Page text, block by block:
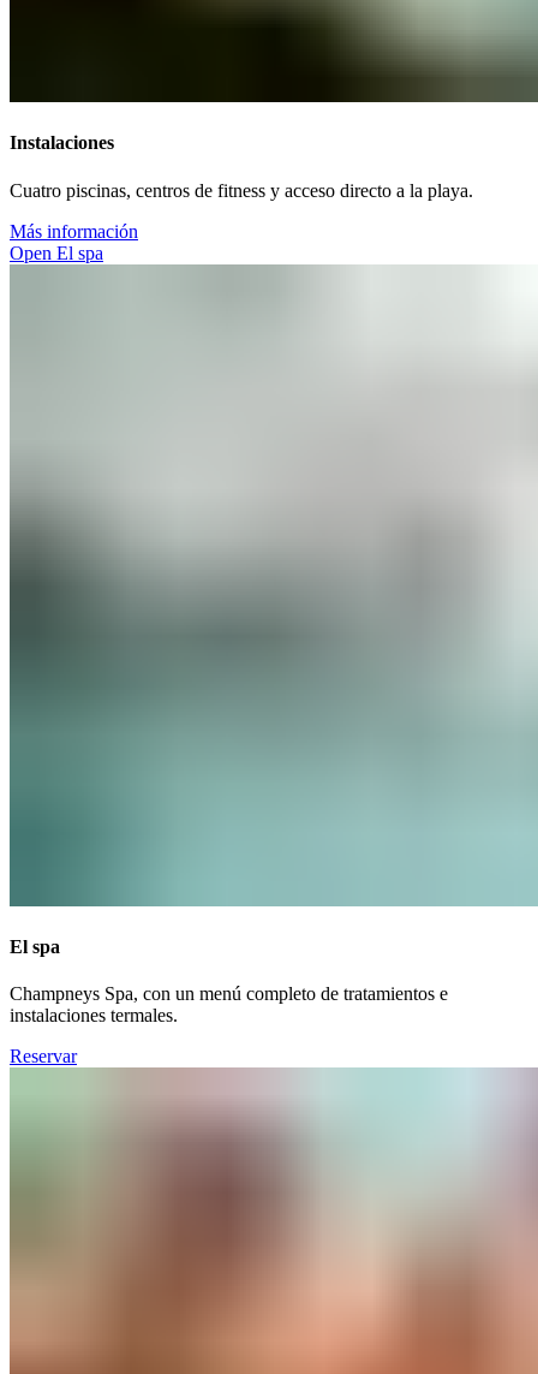
Instalaciones​​​​‌ ‍ ​‍​‍‌‍ ‌ ​‍‌‍‍‌‌‍‌ ‌‍‍‌‌‍ ‍​‍​‍​ ‍‍​‍​‍‌ ​ ‌‍​‌‌‍ ‍‌‍‍‌‌ ‌​‌ ‍‌​‍ ‍‌‍‍‌‌‍ ​‍​‍​‍ ​​‍​‍‌‍‍​‌ ​‍‌‍‌‌‌‍‌‍​‍​‍​ ‍‍​‍​‍‌‍‍​‌ ‌​‌ ‌​‌ ​​‌ ​ ​ ‍‍​‍ ​‍ ‌‍ ​​‍ ‌‌‍​‌‌‍ ‍‌‍‌​​‍ ‌‌ ​‍​‍ ‌‌‍‍​‌‍ ‌ ‌​‌‍‌‌‌‍ ​‌ ​ ​‍ ‌‌ ​ ‌ ‌​‌ ‌‌‌‍‌​‌‍‍‌‌‍ ​‍ ‍‌ ‌‍‌‍‌‌‌ ​‍‌‍​ ‌‍‌‌‌‍ ​​‍ ‍‌‍​‌‌ ​​‌ ​​​‍ ‌‍‍‌‌‍ ‍‌ ‌​‌‍‌‌‌‍ ‍‌ ‌​​‍ ‌‍‌‌‌‍‌​‌‍‍‌‌ ‌​​‍ ‌‍ ‌‌‍ ‌‍‌​‌‍‌‌​ ‌‌ ​​‌ ​‍‌‍‌‌‌ ​ ‌‍‌‌‌‍ ‍‌ ‌​‌‍​‌‌ ‌​‌‍‍‌‌‍ ‌‍ ‍​ ‍ ‌‍‍‌‌‍‌​​ ‌​ ‌‍‌‍‌​​ ​‌‌‍‌‌​ ​ ​ ‌ ‌‍‌​​ ​‌​‍ ‌​ ​‌‌‍‌​​ ​​‌‍‌‌​‍ ‌​ ‌​‌‍‌‍‌‍‌‍‌‍​‍​‍ ‌‌‍​‌​ ​ ​ ​‍​ ​‌​‍ ‌‌‍​‌​ ​‍​ ‌‍‌‍​ ​ ‌ ​ ​ ​ ‍‌​ ‌​​ ‌‌​ ‌‍‌‍​‍​ ​​​ ‍ ‌ ‌​‌ ‍‌‌ ​​‌‍‌‌​ ‌‌‍‍​‌‍ ‌ ‌​‌‍‌‌‌‍ ​‌‌​ ‌‍‍‌‌ ‌​‌‍‌‌‌‌​​‌‍​‌‌‍‌ ‌‍‌‌​ ‍ ‌ ​​‌‍​‌‌ ‌​‌‍‍​​ ‌‌ ​​‌‍​‌‌‍‌ ‌‍‌‌‌​​‍‌ ‌‌‌‍‍‌‌‍ ​‌‍‌​‌‍‌‌‌ ​‍​‍‌‌​ ‌‌‌​​‍‌‌ ‌‍‍ ‌‍‌‌‌ ‍‌​‍‌‌​ ​ ‌​‌​​‍‌‌​ ​ ‌​‌​​‍‌‌​ ​‍​ ​‍​ ‌‍​ ‌ ​ ​‌‌‍‌‌​ ‌‍​ ​‌​ ​‌​ ​‌​ ‌​​ ‌‍​ ‌‌‌‍‌​​‍‌‌​ ​‍​ ​‍​‍‌‌​ ‌‌‌​‌​​‍ ‍‌‍​ ‌‍ ‌‍ ‍‌ ‌​‌‍‌‌‌‍ ‍‌ ‌​​‍‌‌​ ‌‌‌​​‍‌‌ ‌‍‍ ‌‍‌‌‌ ‍‌​‍‌‌​ ​ ‌​‌​​‍‌‌​ ​ ‌​‌​​‍‌‌​ ​‍​ ​‍‌‍​‍​ ​​‌‍‌‌​ ‍​‌‍‌‍​ ​​​ ​ ‌‍​‍​ ‍​​ ​‍​ ‌‍​ ‌‌​‍‌‌​ ​‍​ ​‍​‍‌‌​ ‌‌‌​‌​​‍ ‍‌ ‌​‌‍‍‌‌ ‌​‌‍ ​‌‍‌‌​ ‌‍​‍‌‍​‌‌ ​ ‌‍‌‌‌‌‌‌‌ ​‍‌‍ ​​ ‌‌‍‍​‌ ‌​‌ ‌​‌ ​​‌ ​ ​‍‌‌​ ​ ‌​​‌​‍‌‌​ ​‍‌​‌‍​‍‌‌​ ​‍‌​‌‍‌‍ ​​‍ ‌‌‍​‌‌‍ ‍‌‍‌​​‍ ‌‌ ​‍​‍ ‌‌‍‍​‌‍ ‌ ‌​‌‍‌‌‌‍ ​‌ ​ ​‍ ‌‌ ​ ‌ ‌​‌ ‌‌‌‍‌​‌‍‍‌‌‍ ​‍ ‍‌ ‌‍‌‍‌‌‌ ​‍‌‍​ ‌‍‌‌‌‍ ​​‍ ‍‌‍​‌‌ ​​‌ ​​​‍‌‍‌‍‍‌‌‍‌​​ ‌​ ‌‍‌‍‌​​ ​‌‌‍‌‌​ ​ ​ ‌ ‌‍‌​​ ​‌​‍ ‌​ ​‌‌‍‌​​ ​​‌‍‌‌​‍ ‌​ ‌​‌‍‌‍‌‍‌‍‌‍​‍​‍ ‌‌‍​‌​ ​ ​ ​‍​ ​‌​‍ ‌‌‍​‌​ ​‍​ ‌‍‌‍​ ​ ‌ ​ ​ ​ ‍‌​ ‌​​ ‌‌​ ‌‍‌‍​‍​ ​​​‍‌‍‌ ‌​‌ ‍‌‌ ​​‌‍‌‌​ ‌‌‍‍​‌‍ ‌ ‌​‌‍‌‌‌‍ ​‌‌​ ‌‍‍‌‌ ‌​‌‍‌‌‌‌​​‌‍​‌‌‍‌ ‌‍‌‌​‍‌‍‌ ​​‌‍​‌‌ ‌​‌‍‍​​ ‌‌ ​​‌‍​‌‌‍‌ ‌‍‌‌‌​​‍‌ ‌‌‌‍‍‌‌‍ ​‌‍‌​‌‍‌‌‌ ​‍​‍‌‌​ ‌‌‌​​‍‌‌ ‌‍‍ ‌‍‌‌‌ ‍‌​‍‌‌​ ​ ‌​‌​​‍‌‌​ ​ ‌​‌​​‍‌‌​ ​‍​ ​‍​ ‌‍​ ‌ ​ ​‌‌‍‌‌​ ‌‍​ ​‌​ ​‌​ ​‌​ ‌​​ ‌‍​ ‌‌‌‍‌​​‍‌‌​ ​‍​ ​‍​‍‌‌​ ‌‌‌​‌​​‍ ‍‌‍​ ‌‍ ‌‍ ‍‌ ‌​‌‍‌‌‌‍ ‍‌ ‌​​‍‌‌​ ‌‌‌​​‍‌‌ ‌‍‍ ‌‍‌‌‌ ‍‌​‍‌‌​ ​ ‌​‌​​‍‌‌​ ​ ‌​‌​​‍‌‌​ ​‍​ ​‍‌‍​‍​ ​​‌‍‌‌​ ‍​‌‍‌‍​ ​​​ ​ ‌‍​‍​ ‍​​ ​‍​ ‌‍​ ‌‌​‍‌‌​ ​‍​ ​‍​‍‌‌​ ‌‌‌​‌​​‍ ‍‌ ‌​‌‍‍‌‌ ‌​‌‍ ​‌‍‌‌​‍‌‍‌ ​​‌‍‌‌‌ ​‍‌ ​ ‌ ​​‌‍‌‌‌‍​ ‌ ‌​‌‍‍‌‌ ‌‍‌‍‌‌​ ‌‌ ​​‌ ‌‌‌‍​‍‌‍ ​‌‍‍‌‌ ​ ‌‍‍​‌‍‌‌‌‍‌​​‍​‍‌ ‌
Cuatro piscinas, centros de fitness y acceso directo a la playa.​​​​‌ ‍ ​‍​‍‌‍ ‌ ​‍‌‍‍‌‌‍‌ ‌‍‍‌‌‍ ‍​‍​‍​ ‍‍​‍​‍‌ ​ ‌‍​‌‌‍ ‍‌‍‍‌‌ ‌​‌ ‍‌​‍ ‍‌‍‍‌‌‍ ​‍​‍​‍ ​​‍​‍‌‍‍​‌ ​‍‌‍‌‌‌‍‌‍​‍​‍​ ‍‍​‍​‍‌‍‍​‌ ‌​‌ ‌​‌ ​​‌ ​ ​ ‍‍​‍ ​‍ ‌‍ ​​‍ ‌‌‍​‌‌‍ ‍‌‍‌​​‍ ‌‌ ​‍​‍ ‌‌‍‍​‌‍ ‌ ‌​‌‍‌‌‌‍ ​‌ ​ ​‍ ‌‌ ​ ‌ ‌​‌ ‌‌‌‍‌​‌‍‍‌‌‍ ​‍ ‍‌ ‌‍‌‍‌‌‌ ​‍‌‍​ ‌‍‌‌‌‍ ​​‍ ‍‌‍​‌‌ ​​‌ ​​​‍ ‌‍‍‌‌‍ ‍‌ ‌​‌‍‌‌‌‍ ‍‌ ‌​​‍ ‌‍‌‌‌‍‌​‌‍‍‌‌ ‌​​‍ ‌‍ ‌‌‍ ‌‍‌​‌‍‌‌​ ‌‌ ​​‌ ​‍‌‍‌‌‌ ​ ‌‍‌‌‌‍ ‍‌ ‌​‌‍​‌‌ ‌​‌‍‍‌‌‍ ‌‍ ‍​ ‍ ‌‍‍‌‌‍‌​​ ‌​ ‌‍‌‍‌​​ ​‌‌‍‌‌​ ​ ​ ‌ ‌‍‌​​ ​‌​‍ ‌​ ​‌‌‍‌​​ ​​‌‍‌‌​‍ ‌​ ‌​‌‍‌‍‌‍‌‍‌‍​‍​‍ ‌‌‍​‌​ ​ ​ ​‍​ ​‌​‍ ‌‌‍​‌​ ​‍​ ‌‍‌‍​ ​ ‌ ​ ​ ​ ‍‌​ ‌​​ ‌‌​ ‌‍‌‍​‍​ ​​​ ‍ ‌ ‌​‌ ‍‌‌ ​​‌‍‌‌​ ‌‌‍‍​‌‍ ‌ ‌​‌‍‌‌‌‍ ​‌‌​ ‌‍‍‌‌ ‌​‌‍‌‌‌‌​​‌‍​‌‌‍‌ ‌‍‌‌​ ‍ ‌ ​​‌‍​‌‌ ‌​‌‍‍​​ ‌‌ ​​‌‍​‌‌‍‌ ‌‍‌‌‌​​‍‌ ‌‌‌‍‍‌‌‍ ​‌‍‌​‌‍‌‌‌ ​‍​‍‌‌​ ‌‌‌​​‍‌‌ ‌‍‍ ‌‍‌‌‌ ‍‌​‍‌‌​ ​ ‌​‌​​‍‌‌​ ​ ‌​‌​​‍‌‌​ ​‍​ ​‍​ ‌‍​ ‌ ​ ​‌‌‍‌‌​ ‌‍​ ​‌​ ​‌​ ​‌​ ‌​​ ‌‍​ ‌‌‌‍‌​​‍‌‌​ ​‍​ ​‍​‍‌‌​ ‌‌‌​‌​​‍ ‍‌‍​ ‌‍ ‌‍ ‍‌ ‌​‌‍‌‌‌‍ ‍‌ ‌​​‍‌‌​ ‌‌‌​​‍‌‌ ‌‍‍ ‌‍‌‌‌ ‍‌​‍‌‌​ ​ ‌​‌​​‍‌‌​ ​ ‌​‌​​‍‌‌​ ​‍​ ​‍‌‍​‍​ ​​‌‍‌‌​ ‍​‌‍‌‍​ ​​​ ​ ‌‍​‍​ ‍​​ ​‍​ ‌‍​ ‌‌​‍‌‌​ ​‍​ ​‍​‍‌‌​ ‌‌‌​‌​​‍ ‍‌‍‌‌‌ ‍​‌‍​ ‌‍‌‌‌ ​‍‌ ​​‌ ‌​​ ‌‍​‍‌‍​‌‌ ​ ‌‍‌‌‌‌‌‌‌ ​‍‌‍ ​​ ‌‌‍‍​‌ ‌​‌ ‌​‌ ​​‌ ​ ​‍‌‌​ ​ ‌​​‌​‍‌‌​ ​‍‌​‌‍​‍‌‌​ ​‍‌​‌‍‌‍ ​​‍ ‌‌‍​‌‌‍ ‍‌‍‌​​‍ ‌‌ ​‍​‍ ‌‌‍‍​‌‍ ‌ ‌​‌‍‌‌‌‍ ​‌ ​ ​‍ ‌‌ ​ ‌ ‌​‌ ‌‌‌‍‌​‌‍‍‌‌‍ ​‍ ‍‌ ‌‍‌‍‌‌‌ ​‍‌‍​ ‌‍‌‌‌‍ ​​‍ ‍‌‍​‌‌ ​​‌ ​​​‍‌‍‌‍‍‌‌‍‌​​ ‌​ ‌‍‌‍‌​​ ​‌‌‍‌‌​ ​ ​ ‌ ‌‍‌​​ ​‌​‍ ‌​ ​‌‌‍‌​​ ​​‌‍‌‌​‍ ‌​ ‌​‌‍‌‍‌‍‌‍‌‍​‍​‍ ‌‌‍​‌​ ​ ​ ​‍​ ​‌​‍ ‌‌‍​‌​ ​‍​ ‌‍‌‍​ ​ ‌ ​ ​ ​ ‍‌​ ‌​​ ‌‌​ ‌‍‌‍​‍​ ​​​‍‌‍‌ ‌​‌ ‍‌‌ ​​‌‍‌‌​ ‌‌‍‍​‌‍ ‌ ‌​‌‍‌‌‌‍ ​‌‌​ ‌‍‍‌‌ ‌​‌‍‌‌‌‌​​‌‍​‌‌‍‌ ‌‍‌‌​‍‌‍‌ ​​‌‍​‌‌ ‌​‌‍‍​​ ‌‌ ​​‌‍​‌‌‍‌ ‌‍‌‌‌​​‍‌ ‌‌‌‍‍‌‌‍ ​‌‍‌​‌‍‌‌‌ ​‍​‍‌‌​ ‌‌‌​​‍‌‌ ‌‍‍ ‌‍‌‌‌ ‍‌​‍‌‌​ ​ ‌​‌​​‍‌‌​ ​ ‌​‌​​‍‌‌​ ​‍​ ​‍​ ‌‍​ ‌ ​ ​‌‌‍‌‌​ ‌‍​ ​‌​ ​‌​ ​‌​ ‌​​ ‌‍​ ‌‌‌‍‌​​‍‌‌​ ​‍​ ​‍​‍‌‌​ ‌‌‌​‌​​‍ ‍‌‍​ ‌‍ ‌‍ ‍‌ ‌​‌‍‌‌‌‍ ‍‌ ‌​​‍‌‌​ ‌‌‌​​‍‌‌ ‌‍‍ ‌‍‌‌‌ ‍‌​‍‌‌​ ​ ‌​‌​​‍‌‌​ ​ ‌​‌​​‍‌‌​ ​‍​ ​‍‌‍​‍​ ​​‌‍‌‌​ ‍​‌‍‌‍​ ​​​ ​ ‌‍​‍​ ‍​​ ​‍​ ‌‍​ ‌‌​‍‌‌​ ​‍​ ​‍​‍‌‌​ ‌‌‌​‌​​‍ ‍‌‍‌‌‌ ‍​‌‍​ ‌‍‌‌‌ ​‍‌ ​​‌ ‌​​‍‌‍‌ ​​‌‍‌‌‌ ​‍‌ ​ ‌ ​​‌‍‌‌‌‍​ ‌ ‌​‌‍‍‌‌ ‌‍‌‍‌‌​ ‌‌ ​​‌ ‌‌‌‍​‍‌‍ ​‌‍‍‌‌ ​ ‌‍‍​‌‍‌‌‌‍‌​​‍​‍‌ ‌
Más información​​​​‌ ‍ ​‍​‍‌‍ ‌ ​‍‌‍‍‌‌‍‌ ‌‍‍‌‌‍ ‍​‍​‍​ ‍‍​‍​‍‌ ​ ‌‍​‌‌‍ ‍‌‍‍‌‌ ‌​‌ ‍‌​‍ ‍‌‍‍‌‌‍ ​‍​‍​‍ ​​‍​‍‌‍‍​‌ ​‍‌‍‌‌‌‍‌‍​‍​‍​ ‍‍​‍​‍‌‍‍​‌ ‌​‌ ‌​‌ ​​‌ ​ ​ ‍‍​‍ ​‍ ‌‍ ​​‍ ‌‌‍​‌‌‍ ‍‌‍‌​​‍ ‌‌ ​‍​‍ ‌‌‍‍​‌‍ ‌ ‌​‌‍‌‌‌‍ ​‌ ​ ​‍ ‌‌ ​ ‌ ‌​‌ ‌‌‌‍‌​‌‍‍‌‌‍ ​‍ ‍‌ ‌‍‌‍‌‌‌ ​‍‌‍​ ‌‍‌‌‌‍ ​​‍ ‍‌‍​‌‌ ​​‌ ​​​‍ ‌‍‍‌‌‍ ‍‌ ‌​‌‍‌‌‌‍ ‍‌ ‌​​‍ ‌‍‌‌‌‍‌​‌‍‍‌‌ ‌​​‍ ‌‍ ‌‌‍ ‌‍‌​‌‍‌‌​ ‌‌ ​​‌ ​‍‌‍‌‌‌ ​ ‌‍‌‌‌‍ ‍‌ ‌​‌‍​‌‌ ‌​‌‍‍‌‌‍ ‌‍ ‍​ ‍ ‌‍‍‌‌‍‌​​ ‌​ ‌‍‌‍‌​​ ​‌‌‍‌‌​ ​ ​ ‌ ‌‍‌​​ ​‌​‍ ‌​ ​‌‌‍‌​​ ​​‌‍‌‌​‍ ‌​ ‌​‌‍‌‍‌‍‌‍‌‍​‍​‍ ‌‌‍​‌​ ​ ​ ​‍​ ​‌​‍ ‌‌‍​‌​ ​‍​ ‌‍‌‍​ ​ ‌ ​ ​ ​ ‍‌​ ‌​​ ‌‌​ ‌‍‌‍​‍​ ​​​ ‍ ‌ ‌​‌ ‍‌‌ ​​‌‍‌‌​ ‌‌‍‍​‌‍ ‌ ‌​‌‍‌‌‌‍ ​‌‌​ ‌‍‍‌‌ ‌​‌‍‌‌‌‌​​‌‍​‌‌‍‌ ‌‍‌‌​ ‍ ‌ ​​‌‍​‌‌ ‌​‌‍‍​​ ‌‌ ​​‌‍​‌‌‍‌ ‌‍‌‌‌​​‍‌ ‌‌‌‍‍‌‌‍ ​‌‍‌​‌‍‌‌‌ ​‍​‍‌‌​ ‌‌‌​​‍‌‌ ‌‍‍ ‌‍‌‌‌ ‍‌​‍‌‌​ ​ ‌​‌​​‍‌‌​ ​ ‌​‌​​‍‌‌​ ​‍​ ​‍​ ‌‍​ ‌ ​ ​‌‌‍‌‌​ ‌‍​ ​‌​ ​‌​ ​‌​ ‌​​ ‌‍​ ‌‌‌‍‌​​‍‌‌​ ​‍​ ​‍​‍‌‌​ ‌‌‌​‌​​‍ ‍‌‍​ ‌‍ ‌‍ ‍‌ ‌​‌‍‌‌‌‍ ‍‌ ‌​​‍‌‌​ ‌‌‌​​‍‌‌ ‌‍‍ ‌‍‌‌‌ ‍‌​‍‌‌​ ​ ‌​‌​​‍‌‌​ ​ ‌​‌​​‍‌‌​ ​‍​ ​‍‌‍​‍​ ​​‌‍‌‌​ ‍​‌‍‌‍​ ​​​ ​ ‌‍​‍​ ‍​​ ​‍​ ‌‍​ ‌‌​‍‌‌​ ​‍​ ​‍​‍‌‌​ ‌‌‌​‌​​‍ ‍‌ ​​‌ ​‍‌‍‍‌‌‍ ‌‌‍​‌‌ ​‍‌ ‍‌‌​​ ‌ ‌​‌‍​‌​‍ ‍‌‍ ​‌‍​‌‌‍​‍‌‍‌‌‌‍ ​​ ‌‍​‍‌‍​‌‌ ​ ‌‍‌‌‌‌‌‌‌ ​‍‌‍ ​​ ‌‌‍‍​‌ ‌​‌ ‌​‌ ​​‌ ​ ​‍‌‌​ ​ ‌​​‌​‍‌‌​ ​‍‌​‌‍​‍‌‌​ ​‍‌​‌‍‌‍ ​​‍ ‌‌‍​‌‌‍ ‍‌‍‌​​‍ ‌‌ ​‍​‍ ‌‌‍‍​‌‍ ‌ ‌​‌‍‌‌‌‍ ​‌ ​ ​‍ ‌‌ ​ ‌ ‌​‌ ‌‌‌‍‌​‌‍‍‌‌‍ ​‍ ‍‌ ‌‍‌‍‌‌‌ ​‍‌‍​ ‌‍‌‌‌‍ ​​‍ ‍‌‍​‌‌ ​​‌ ​​​‍‌‍‌‍‍‌‌‍‌​​ ‌​ ‌‍‌‍‌​​ ​‌‌‍‌‌​ ​ ​ ‌ ‌‍‌​​ ​‌​‍ ‌​ ​‌‌‍‌​​ ​​‌‍‌‌​‍ ‌​ ‌​‌‍‌‍‌‍‌‍‌‍​‍​‍ ‌‌‍​‌​ ​ ​ ​‍​ ​‌​‍ ‌‌‍​‌​ ​‍​ ‌‍‌‍​ ​ ‌ ​ ​ ​ ‍‌​ ‌​​ ‌‌​ ‌‍‌‍​‍​ ​​​‍‌‍‌ ‌​‌ ‍‌‌ ​​‌‍‌‌​ ‌‌‍‍​‌‍ ‌ ‌​‌‍‌‌‌‍ ​‌‌​ ‌‍‍‌‌ ‌​‌‍‌‌‌‌​​‌‍​‌‌‍‌ ‌‍‌‌​‍‌‍‌ ​​‌‍​‌‌ ‌​‌‍‍​​ ‌‌ ​​‌‍​‌‌‍‌ ‌‍‌‌‌​​‍‌ ‌‌‌‍‍‌‌‍ ​‌‍‌​‌‍‌‌‌ ​‍​‍‌‌​ ‌‌‌​​‍‌‌ ‌‍‍ ‌‍‌‌‌ ‍‌​‍‌‌​ ​ ‌​‌​​‍‌‌​ ​ ‌​‌​​‍‌‌​ ​‍​ ​‍​ ‌‍​ ‌ ​ ​‌‌‍‌‌​ ‌‍​ ​‌​ ​‌​ ​‌​ ‌​​ ‌‍​ ‌‌‌‍‌​​‍‌‌​ ​‍​ ​‍​‍‌‌​ ‌‌‌​‌​​‍ ‍‌‍​ ‌‍ ‌‍ ‍‌ ‌​‌‍‌‌‌‍ ‍‌ ‌​​‍‌‌​ ‌‌‌​​‍‌‌ ‌‍‍ ‌‍‌‌‌ ‍‌​‍‌‌​ ​ ‌​‌​​‍‌‌​ ​ ‌​‌​​‍‌‌​ ​‍​ ​‍‌‍​‍​ ​​‌‍‌‌​ ‍​‌‍‌‍​ ​​​ ​ ‌‍​‍​ ‍​​ ​‍​ ‌‍​ ‌‌​‍‌‌​ ​‍​ ​‍​‍‌‌​ ‌‌‌​‌​​‍ ‍‌ ​​‌ ​‍‌‍‍‌‌‍ ‌‌‍​‌‌ ​‍‌ ‍‌‌​​ ‌ ‌​‌‍​‌​‍ ‍‌‍ ​‌‍​‌‌‍​‍‌‍‌‌‌‍ ​​‍‌‍‌ ​​‌‍‌‌‌ ​‍‌ ​ ‌ ​​‌‍‌‌‌‍​ ‌ ‌​‌‍‍‌‌ ‌‍‌‍‌‌​ ‌‌ ​​‌ ‌‌‌‍​‍‌‍ ​‌‍‍‌‌ ​ ‌‍‍​‌‍‌‌‌‍‌​​‍​‍‌ ‌
Open El spa​​​​‌ ‍ ​‍​‍‌‍ ‌ ​‍‌‍‍‌‌‍‌ ‌‍‍‌‌‍ ‍​‍​‍​ ‍‍​‍​‍‌ ​ ‌‍​‌‌‍ ‍‌‍‍‌‌ ‌​‌ ‍‌​‍ ‍‌‍‍‌‌‍ ​‍​‍​‍ ​​‍​‍‌‍‍​‌ ​‍‌‍‌‌‌‍‌‍​‍​‍​ ‍‍​‍​‍‌‍‍​‌ ‌​‌ ‌​‌ ​​‌ ​ ​ ‍‍​‍ ​‍ ‌‍ ​​‍ ‌‌‍​‌‌‍ ‍‌‍‌​​‍ ‌‌ ​‍​‍ ‌‌‍‍​‌‍ ‌ ‌​‌‍‌‌‌‍ ​‌ ​ ​‍ ‌‌ ​ ‌ ‌​‌ ‌‌‌‍‌​‌‍‍‌‌‍ ​‍ ‍‌ ‌‍‌‍‌‌‌ ​‍‌‍​ ‌‍‌‌‌‍ ​​‍ ‍‌‍​‌‌ ​​‌ ​​​‍ ‌‍‍‌‌‍ ‍‌ ‌​‌‍‌‌‌‍ ‍‌ ‌​​‍ ‌‍‌‌‌‍‌​‌‍‍‌‌ ‌​​‍ ‌‍ ‌‌‍ ‌‍‌​‌‍‌‌​ ‌‌ ​​‌ ​‍‌‍‌‌‌ ​ ‌‍‌‌‌‍ ‍‌ ‌​‌‍​‌‌ ‌​‌‍‍‌‌‍ ‌‍ ‍​ ‍ ‌‍‍‌‌‍‌​​ ‌​ ‌‍‌‍‌​​ ​‌‌‍‌‌​ ​ ​ ‌ ‌‍‌​​ ​‌​‍ ‌​ ​‌‌‍‌​​ ​​‌‍‌‌​‍ ‌​ ‌​‌‍‌‍‌‍‌‍‌‍​‍​‍ ‌‌‍​‌​ ​ ​ ​‍​ ​‌​‍ ‌‌‍​‌​ ​‍​ ‌‍‌‍​ ​ ‌ ​ ​ ​ ‍‌​ ‌​​ ‌‌​ ‌‍‌‍​‍​ ​​​ ‍ ‌ ‌​‌ ‍‌‌ ​​‌‍‌‌​ ‌‌‍‍​‌‍ ‌ ‌​‌‍‌‌‌‍ ​‌‌​ ‌‍‍‌‌ ‌​‌‍‌‌‌‌​​‌‍​‌‌‍‌ ‌‍‌‌​ ‍ ‌ ​​‌‍​‌‌ ‌​‌‍‍​​ ‌‌ ​​‌‍​‌‌‍‌ ‌‍‌‌‌​​‍‌ ‌‌‌‍‍‌‌‍ ​‌‍‌​‌‍‌‌‌ ​‍​‍‌‌​ ‌‌‌​​‍‌‌ ‌‍‍ ‌‍‌‌‌ ‍‌​‍‌‌​ ​ ‌​‌​​‍‌‌​ ​ ‌​‌​​‍‌‌​ ​‍​ ​‍​ ‌‍​ ‌ ​ ​‌‌‍‌‌​ ‌‍​ ​‌​ ​‌​ ​‌​ ‌​​ ‌‍​ ‌‌‌‍‌​​‍‌‌​ ​‍​ ​‍​‍‌‌​ ‌‌‌​‌​​‍ ‍‌‍​ ‌‍ ‌‍ ‍‌ ‌​‌‍‌‌‌‍ ‍‌ ‌​​‍‌‌​ ‌‌‌​​‍‌‌ ‌‍‍ ‌‍‌‌‌ ‍‌​‍‌‌​ ​ ‌​‌​​‍‌‌​ ​ ‌​‌​​‍‌‌​ ​‍​ ​‍​ ‍‌‌‍​‌​ ‍‌​ ​‍​ ‌ ​ ​‌​ ​ ‌‍​‌​ ​‌​ ‌ ​ ‍‌​ ‍‌​‍‌‌​ ​‍​ ​‍​‍‌‌​ ‌‌‌​‌​​‍ ‍‌ ‌​‌‍‍‌‌ ‌​‌‍ ​‌‍‌‌​ ‌‍​‍‌‍​‌‌ ​ ‌‍‌‌‌‌‌‌‌ ​‍‌‍ ​​ ‌‌‍‍​‌ ‌​‌ ‌​‌ ​​‌ ​ ​‍‌‌​ ​ ‌​​‌​‍‌‌​ ​‍‌​‌‍​‍‌‌​ ​‍‌​‌‍‌‍ ​​‍ ‌‌‍​‌‌‍ ‍‌‍‌​​‍ ‌‌ ​‍​‍ ‌‌‍‍​‌‍ ‌ ‌​‌‍‌‌‌‍ ​‌ ​ ​‍ ‌‌ ​ ‌ ‌​‌ ‌‌‌‍‌​‌‍‍‌‌‍ ​‍ ‍‌ ‌‍‌‍‌‌‌ ​‍‌‍​ ‌‍‌‌‌‍ ​​‍ ‍‌‍​‌‌ ​​‌ ​​​‍‌‍‌‍‍‌‌‍‌​​ ‌​ ‌‍‌‍‌​​ ​‌‌‍‌‌​ ​ ​ ‌ ‌‍‌​​ ​‌​‍ ‌​ ​‌‌‍‌​​ ​​‌‍‌‌​‍ ‌​ ‌​‌‍‌‍‌‍‌‍‌‍​‍​‍ ‌‌‍​‌​ ​ ​ ​‍​ ​‌​‍ ‌‌‍​‌​ ​‍​ ‌‍‌‍​ ​ ‌ ​ ​ ​ ‍‌​ ‌​​ ‌‌​ ‌‍‌‍​‍​ ​​​‍‌‍‌ ‌​‌ ‍‌‌ ​​‌‍‌‌​ ‌‌‍‍​‌‍ ‌ ‌​‌‍‌‌‌‍ ​‌‌​ ‌‍‍‌‌ ‌​‌‍‌‌‌‌​​‌‍​‌‌‍‌ ‌‍‌‌​‍‌‍‌ ​​‌‍​‌‌ ‌​‌‍‍​​ ‌‌ ​​‌‍​‌‌‍‌ ‌‍‌‌‌​​‍‌ ‌‌‌‍‍‌‌‍ ​‌‍‌​‌‍‌‌‌ ​‍​‍‌‌​ ‌‌‌​​‍‌‌ ‌‍‍ ‌‍‌‌‌ ‍‌​‍‌‌​ ​ ‌​‌​​‍‌‌​ ​ ‌​‌​​‍‌‌​ ​‍​ ​‍​ ‌‍​ ‌ ​ ​‌‌‍‌‌​ ‌‍​ ​‌​ ​‌​ ​‌​ ‌​​ ‌‍​ ‌‌‌‍‌​​‍‌‌​ ​‍​ ​‍​‍‌‌​ ‌‌‌​‌​​‍ ‍‌‍​ ‌‍ ‌‍ ‍‌ ‌​‌‍‌‌‌‍ ‍‌ ‌​​‍‌‌​ ‌‌‌​​‍‌‌ ‌‍‍ ‌‍‌‌‌ ‍‌​‍‌‌​ ​ ‌​‌​​‍‌‌​ ​ ‌​‌​​‍‌‌​ ​‍​ ​‍​ ‍‌‌‍​‌​ ‍‌​ ​‍​ ‌ ​ ​‌​ ​ ‌‍​‌​ ​‌​ ‌ ​ ‍‌​ ‍‌​‍‌‌​ ​‍​ ​‍​‍‌‌​ ‌‌‌​‌​​‍ ‍‌ ‌​‌‍‍‌‌ ‌​‌‍ ​‌‍‌‌​‍‌‍‌ ​​‌‍‌‌‌ ​‍‌ ​ ‌ ​​‌‍‌‌‌‍​ ‌ ‌​‌‍‍‌‌ ‌‍‌‍‌‌​ ‌‌ ​​‌ ‌‌‌‍​‍‌‍ ​‌‍‍‌‌ ​ ‌‍‍​‌‍‌‌‌‍‌​​‍​‍‌ ‌
El spa​​​​‌ ‍ ​‍​‍‌‍ ‌ ​‍‌‍‍‌‌‍‌ ‌‍‍‌‌‍ ‍​‍​‍​ ‍‍​‍​‍‌ ​ ‌‍​‌‌‍ ‍‌‍‍‌‌ ‌​‌ ‍‌​‍ ‍‌‍‍‌‌‍ ​‍​‍​‍ ​​‍​‍‌‍‍​‌ ​‍‌‍‌‌‌‍‌‍​‍​‍​ ‍‍​‍​‍‌‍‍​‌ ‌​‌ ‌​‌ ​​‌ ​ ​ ‍‍​‍ ​‍ ‌‍ ​​‍ ‌‌‍​‌‌‍ ‍‌‍‌​​‍ ‌‌ ​‍​‍ ‌‌‍‍​‌‍ ‌ ‌​‌‍‌‌‌‍ ​‌ ​ ​‍ ‌‌ ​ ‌ ‌​‌ ‌‌‌‍‌​‌‍‍‌‌‍ ​‍ ‍‌ ‌‍‌‍‌‌‌ ​‍‌‍​ ‌‍‌‌‌‍ ​​‍ ‍‌‍​‌‌ ​​‌ ​​​‍ ‌‍‍‌‌‍ ‍‌ ‌​‌‍‌‌‌‍ ‍‌ ‌​​‍ ‌‍‌‌‌‍‌​‌‍‍‌‌ ‌​​‍ ‌‍ ‌‌‍ ‌‍‌​‌‍‌‌​ ‌‌ ​​‌ ​‍‌‍‌‌‌ ​ ‌‍‌‌‌‍ ‍‌ ‌​‌‍​‌‌ ‌​‌‍‍‌‌‍ ‌‍ ‍​ ‍ ‌‍‍‌‌‍‌​​ ‌​ ‌‍‌‍‌​​ ​‌‌‍‌‌​ ​ ​ ‌ ‌‍‌​​ ​‌​‍ ‌​ ​‌‌‍‌​​ ​​‌‍‌‌​‍ ‌​ ‌​‌‍‌‍‌‍‌‍‌‍​‍​‍ ‌‌‍​‌​ ​ ​ ​‍​ ​‌​‍ ‌‌‍​‌​ ​‍​ ‌‍‌‍​ ​ ‌ ​ ​ ​ ‍‌​ ‌​​ ‌‌​ ‌‍‌‍​‍​ ​​​ ‍ ‌ ‌​‌ ‍‌‌ ​​‌‍‌‌​ ‌‌‍‍​‌‍ ‌ ‌​‌‍‌‌‌‍ ​‌‌​ ‌‍‍‌‌ ‌​‌‍‌‌‌‌​​‌‍​‌‌‍‌ ‌‍‌‌​ ‍ ‌ ​​‌‍​‌‌ ‌​‌‍‍​​ ‌‌ ​​‌‍​‌‌‍‌ ‌‍‌‌‌​​‍‌ ‌‌‌‍‍‌‌‍ ​‌‍‌​‌‍‌‌‌ ​‍​‍‌‌​ ‌‌‌​​‍‌‌ ‌‍‍ ‌‍‌‌‌ ‍‌​‍‌‌​ ​ ‌​‌​​‍‌‌​ ​ ‌​‌​​‍‌‌​ ​‍​ ​‍​ ‌‍​ ‌ ​ ​‌‌‍‌‌​ ‌‍​ ​‌​ ​‌​ ​‌​ ‌​​ ‌‍​ ‌‌‌‍‌​​‍‌‌​ ​‍​ ​‍​‍‌‌​ ‌‌‌​‌​​‍ ‍‌‍​ ‌‍ ‌‍ ‍‌ ‌​‌‍‌‌‌‍ ‍‌ ‌​​‍‌‌​ ‌‌‌​​‍‌‌ ‌‍‍ ‌‍‌‌‌ ‍‌​‍‌‌​ ​ ‌​‌​​‍‌‌​ ​ ‌​‌​​‍‌‌​ ​‍​ ​‍​ ‍‌‌‍​‌​ ‍‌​ ​‍​ ‌ ​ ​‌​ ​ ‌‍​‌​ ​‌​ ‌ ​ ‍‌​ ‍‌​‍‌‌​ ​‍​ ​‍​‍‌‌​ ‌‌‌​‌​​‍ ‍‌ ‌​‌‍‍‌‌ ‌​‌‍ ​‌‍‌‌​ ‌‍​‍‌‍​‌‌ ​ ‌‍‌‌‌‌‌‌‌ ​‍‌‍ ​​ ‌‌‍‍​‌ ‌​‌ ‌​‌ ​​‌ ​ ​‍‌‌​ ​ ‌​​‌​‍‌‌​ ​‍‌​‌‍​‍‌‌​ ​‍‌​‌‍‌‍ ​​‍ ‌‌‍​‌‌‍ ‍‌‍‌​​‍ ‌‌ ​‍​‍ ‌‌‍‍​‌‍ ‌ ‌​‌‍‌‌‌‍ ​‌ ​ ​‍ ‌‌ ​ ‌ ‌​‌ ‌‌‌‍‌​‌‍‍‌‌‍ ​‍ ‍‌ ‌‍‌‍‌‌‌ ​‍‌‍​ ‌‍‌‌‌‍ ​​‍ ‍‌‍​‌‌ ​​‌ ​​​‍‌‍‌‍‍‌‌‍‌​​ ‌​ ‌‍‌‍‌​​ ​‌‌‍‌‌​ ​ ​ ‌ ‌‍‌​​ ​‌​‍ ‌​ ​‌‌‍‌​​ ​​‌‍‌‌​‍ ‌​ ‌​‌‍‌‍‌‍‌‍‌‍​‍​‍ ‌‌‍​‌​ ​ ​ ​‍​ ​‌​‍ ‌‌‍​‌​ ​‍​ ‌‍‌‍​ ​ ‌ ​ ​ ​ ‍‌​ ‌​​ ‌‌​ ‌‍‌‍​‍​ ​​​‍‌‍‌ ‌​‌ ‍‌‌ ​​‌‍‌‌​ ‌‌‍‍​‌‍ ‌ ‌​‌‍‌‌‌‍ ​‌‌​ ‌‍‍‌‌ ‌​‌‍‌‌‌‌​​‌‍​‌‌‍‌ ‌‍‌‌​‍‌‍‌ ​​‌‍​‌‌ ‌​‌‍‍​​ ‌‌ ​​‌‍​‌‌‍‌ ‌‍‌‌‌​​‍‌ ‌‌‌‍‍‌‌‍ ​‌‍‌​‌‍‌‌‌ ​‍​‍‌‌​ ‌‌‌​​‍‌‌ ‌‍‍ ‌‍‌‌‌ ‍‌​‍‌‌​ ​ ‌​‌​​‍‌‌​ ​ ‌​‌​​‍‌‌​ ​‍​ ​‍​ ‌‍​ ‌ ​ ​‌‌‍‌‌​ ‌‍​ ​‌​ ​‌​ ​‌​ ‌​​ ‌‍​ ‌‌‌‍‌​​‍‌‌​ ​‍​ ​‍​‍‌‌​ ‌‌‌​‌​​‍ ‍‌‍​ ‌‍ ‌‍ ‍‌ ‌​‌‍‌‌‌‍ ‍‌ ‌​​‍‌‌​ ‌‌‌​​‍‌‌ ‌‍‍ ‌‍‌‌‌ ‍‌​‍‌‌​ ​ ‌​‌​​‍‌‌​ ​ ‌​‌​​‍‌‌​ ​‍​ ​‍​ ‍‌‌‍​‌​ ‍‌​ ​‍​ ‌ ​ ​‌​ ​ ‌‍​‌​ ​‌​ ‌ ​ ‍‌​ ‍‌​‍‌‌​ ​‍​ ​‍​‍‌‌​ ‌‌‌​‌​​‍ ‍‌ ‌​‌‍‍‌‌ ‌​‌‍ ​‌‍‌‌​‍‌‍‌ ​​‌‍‌‌‌ ​‍‌ ​ ‌ ​​‌‍‌‌‌‍​ ‌ ‌​‌‍‍‌‌ ‌‍‌‍‌‌​ ‌‌ ​​‌ ‌‌‌‍​‍‌‍ ​‌‍‍‌‌ ​ ‌‍‍​‌‍‌‌‌‍‌​​‍​‍‌ ‌
Champneys Spa, con un menú completo de tratamientos e
instalaciones termales.​​​​‌ ‍ ​‍​‍‌‍ ‌ ​‍‌‍‍‌‌‍‌ ‌‍‍‌‌‍ ‍​‍​‍​ ‍‍​‍​‍‌ ​ ‌‍​‌‌‍ ‍‌‍‍‌‌ ‌​‌ ‍‌​‍ ‍‌‍‍‌‌‍ ​‍​‍​‍ ​​‍​‍‌‍‍​‌ ​‍‌‍‌‌‌‍‌‍​‍​‍​ ‍‍​‍​‍‌‍‍​‌ ‌​‌ ‌​‌ ​​‌ ​ ​ ‍‍​‍ ​‍ ‌‍ ​​‍ ‌‌‍​‌‌‍ ‍‌‍‌​​‍ ‌‌ ​‍​‍ ‌‌‍‍​‌‍ ‌ ‌​‌‍‌‌‌‍ ​‌ ​ ​‍ ‌‌ ​ ‌ ‌​‌ ‌‌‌‍‌​‌‍‍‌‌‍ ​‍ ‍‌ ‌‍‌‍‌‌‌ ​‍‌‍​ ‌‍‌‌‌‍ ​​‍ ‍‌‍​‌‌ ​​‌ ​​​‍ ‌‍‍‌‌‍ ‍‌ ‌​‌‍‌‌‌‍ ‍‌ ‌​​‍ ‌‍‌‌‌‍‌​‌‍‍‌‌ ‌​​‍ ‌‍ ‌‌‍ ‌‍‌​‌‍‌‌​ ‌‌ ​​‌ ​‍‌‍‌‌‌ ​ ‌‍‌‌‌‍ ‍‌ ‌​‌‍​‌‌ ‌​‌‍‍‌‌‍ ‌‍ ‍​ ‍ ‌‍‍‌‌‍‌​​ ‌​ ‌‍‌‍‌​​ ​‌‌‍‌‌​ ​ ​ ‌ ‌‍‌​​ ​‌​‍ ‌​ ​‌‌‍‌​​ ​​‌‍‌‌​‍ ‌​ ‌​‌‍‌‍‌‍‌‍‌‍​‍​‍ ‌‌‍​‌​ ​ ​ ​‍​ ​‌​‍ ‌‌‍​‌​ ​‍​ ‌‍‌‍​ ​ ‌ ​ ​ ​ ‍‌​ ‌​​ ‌‌​ ‌‍‌‍​‍​ ​​​ ‍ ‌ ‌​‌ ‍‌‌ ​​‌‍‌‌​ ‌‌‍‍​‌‍ ‌ ‌​‌‍‌‌‌‍ ​‌‌​ ‌‍‍‌‌ ‌​‌‍‌‌‌‌​​‌‍​‌‌‍‌ ‌‍‌‌​ ‍ ‌ ​​‌‍​‌‌ ‌​‌‍‍​​ ‌‌ ​​‌‍​‌‌‍‌ ‌‍‌‌‌​​‍‌ ‌‌‌‍‍‌‌‍ ​‌‍‌​‌‍‌‌‌ ​‍​‍‌‌​ ‌‌‌​​‍‌‌ ‌‍‍ ‌‍‌‌‌ ‍‌​‍‌‌​ ​ ‌​‌​​‍‌‌​ ​ ‌​‌​​‍‌‌​ ​‍​ ​‍​ ‌‍​ ‌ ​ ​‌‌‍‌‌​ ‌‍​ ​‌​ ​‌​ ​‌​ ‌​​ ‌‍​ ‌‌‌‍‌​​‍‌‌​ ​‍​ ​‍​‍‌‌​ ‌‌‌​‌​​‍ ‍‌‍​ ‌‍ ‌‍ ‍‌ ‌​‌‍‌‌‌‍ ‍‌ ‌​​‍‌‌​ ‌‌‌​​‍‌‌ ‌‍‍ ‌‍‌‌‌ ‍‌​‍‌‌​ ​ ‌​‌​​‍‌‌​ ​ ‌​‌​​‍‌‌​ ​‍​ ​‍​ ‍‌‌‍​‌​ ‍‌​ ​‍​ ‌ ​ ​‌​ ​ ‌‍​‌​ ​‌​ ‌ ​ ‍‌​ ‍‌​‍‌‌​ ​‍​ ​‍​‍‌‌​ ‌‌‌​‌​​‍ ‍‌‍‌‌‌ ‍​‌‍​ ‌‍‌‌‌ ​‍‌ ​​‌ ‌​​ ‌‍​‍‌‍​‌‌ ​ ‌‍‌‌‌‌‌‌‌ ​‍‌‍ ​​ ‌‌‍‍​‌ ‌​‌ ‌​‌ ​​‌ ​ ​‍‌‌​ ​ ‌​​‌​‍‌‌​ ​‍‌​‌‍​‍‌‌​ ​‍‌​‌‍‌‍ ​​‍ ‌‌‍​‌‌‍ ‍‌‍‌​​‍ ‌‌ ​‍​‍ ‌‌‍‍​‌‍ ‌ ‌​‌‍‌‌‌‍ ​‌ ​ ​‍ ‌‌ ​ ‌ ‌​‌ ‌‌‌‍‌​‌‍‍‌‌‍ ​‍ ‍‌ ‌‍‌‍‌‌‌ ​‍‌‍​ ‌‍‌‌‌‍ ​​‍ ‍‌‍​‌‌ ​​‌ ​​​‍‌‍‌‍‍‌‌‍‌​​ ‌​ ‌‍‌‍‌​​ ​‌‌‍‌‌​ ​ ​ ‌ ‌‍‌​​ ​‌​‍ ‌​ ​‌‌‍‌​​ ​​‌‍‌‌​‍ ‌​ ‌​‌‍‌‍‌‍‌‍‌‍​‍​‍ ‌‌‍​‌​ ​ ​ ​‍​ ​‌​‍ ‌‌‍​‌​ ​‍​ ‌‍‌‍​ ​ ‌ ​ ​ ​ ‍‌​ ‌​​ ‌‌​ ‌‍‌‍​‍​ ​​​‍‌‍‌ ‌​‌ ‍‌‌ ​​‌‍‌‌​ ‌‌‍‍​‌‍ ‌ ‌​‌‍‌‌‌‍ ​‌‌​ ‌‍‍‌‌ ‌​‌‍‌‌‌‌​​‌‍​‌‌‍‌ ‌‍‌‌​‍‌‍‌ ​​‌‍​‌‌ ‌​‌‍‍​​ ‌‌ ​​‌‍​‌‌‍‌ ‌‍‌‌‌​​‍‌ ‌‌‌‍‍‌‌‍ ​‌‍‌​‌‍‌‌‌ ​‍​‍‌‌​ ‌‌‌​​‍‌‌ ‌‍‍ ‌‍‌‌‌ ‍‌​‍‌‌​ ​ ‌​‌​​‍‌‌​ ​ ‌​‌​​‍‌‌​ ​‍​ ​‍​ ‌‍​ ‌ ​ ​‌‌‍‌‌​ ‌‍​ ​‌​ ​‌​ ​‌​ ‌​​ ‌‍​ ‌‌‌‍‌​​‍‌‌​ ​‍​ ​‍​‍‌‌​ ‌‌‌​‌​​‍ ‍‌‍​ ‌‍ ‌‍ ‍‌ ‌​‌‍‌‌‌‍ ‍‌ ‌​​‍‌‌​ ‌‌‌​​‍‌‌ ‌‍‍ ‌‍‌‌‌ ‍‌​‍‌‌​ ​ ‌​‌​​‍‌‌​ ​ ‌​‌​​‍‌‌​ ​‍​ ​‍​ ‍‌‌‍​‌​ ‍‌​ ​‍​ ‌ ​ ​‌​ ​ ‌‍​‌​ ​‌​ ‌ ​ ‍‌​ ‍‌​‍‌‌​ ​‍​ ​‍​‍‌‌​ ‌‌‌​‌​​‍ ‍‌‍‌‌‌ ‍​‌‍​ ‌‍‌‌‌ ​‍‌ ​​‌ ‌​​‍‌‍‌ ​​‌‍‌‌‌ ​‍‌ ​ ‌ ​​‌‍‌‌‌‍​ ‌ ‌​‌‍‍‌‌ ‌‍‌‍‌‌​ ‌‌ ​​‌ ‌‌‌‍​‍‌‍ ​‌‍‍‌‌ ​ ‌‍‍​‌‍‌‌‌‍‌​​‍​‍‌ ‌
Reservar​​​​‌ ‍ ​‍​‍‌‍ ‌ ​‍‌‍‍‌‌‍‌ ‌‍‍‌‌‍ ‍​‍​‍​ ‍‍​‍​‍‌ ​ ‌‍​‌‌‍ ‍‌‍‍‌‌ ‌​‌ ‍‌​‍ ‍‌‍‍‌‌‍ ​‍​‍​‍ ​​‍​‍‌‍‍​‌ ​‍‌‍‌‌‌‍‌‍​‍​‍​ ‍‍​‍​‍‌‍‍​‌ ‌​‌ ‌​‌ ​​‌ ​ ​ ‍‍​‍ ​‍ ‌‍ ​​‍ ‌‌‍​‌‌‍ ‍‌‍‌​​‍ ‌‌ ​‍​‍ ‌‌‍‍​‌‍ ‌ ‌​‌‍‌‌‌‍ ​‌ ​ ​‍ ‌‌ ​ ‌ ‌​‌ ‌‌‌‍‌​‌‍‍‌‌‍ ​‍ ‍‌ ‌‍‌‍‌‌‌ ​‍‌‍​ ‌‍‌‌‌‍ ​​‍ ‍‌‍​‌‌ ​​‌ ​​​‍ ‌‍‍‌‌‍ ‍‌ ‌​‌‍‌‌‌‍ ‍‌ ‌​​‍ ‌‍‌‌‌‍‌​‌‍‍‌‌ ‌​​‍ ‌‍ ‌‌‍ ‌‍‌​‌‍‌‌​ ‌‌ ​​‌ ​‍‌‍‌‌‌ ​ ‌‍‌‌‌‍ ‍‌ ‌​‌‍​‌‌ ‌​‌‍‍‌‌‍ ‌‍ ‍​ ‍ ‌‍‍‌‌‍‌​​ ‌​ ‌‍‌‍‌​​ ​‌‌‍‌‌​ ​ ​ ‌ ‌‍‌​​ ​‌​‍ ‌​ ​‌‌‍‌​​ ​​‌‍‌‌​‍ ‌​ ‌​‌‍‌‍‌‍‌‍‌‍​‍​‍ ‌‌‍​‌​ ​ ​ ​‍​ ​‌​‍ ‌‌‍​‌​ ​‍​ ‌‍‌‍​ ​ ‌ ​ ​ ​ ‍‌​ ‌​​ ‌‌​ ‌‍‌‍​‍​ ​​​ ‍ ‌ ‌​‌ ‍‌‌ ​​‌‍‌‌​ ‌‌‍‍​‌‍ ‌ ‌​‌‍‌‌‌‍ ​‌‌​ ‌‍‍‌‌ ‌​‌‍‌‌‌‌​​‌‍​‌‌‍‌ ‌‍‌‌​ ‍ ‌ ​​‌‍​‌‌ ‌​‌‍‍​​ ‌‌ ​​‌‍​‌‌‍‌ ‌‍‌‌‌​​‍‌ ‌‌‌‍‍‌‌‍ ​‌‍‌​‌‍‌‌‌ ​‍​‍‌‌​ ‌‌‌​​‍‌‌ ‌‍‍ ‌‍‌‌‌ ‍‌​‍‌‌​ ​ ‌​‌​​‍‌‌​ ​ ‌​‌​​‍‌‌​ ​‍​ ​‍​ ‌‍​ ‌ ​ ​‌‌‍‌‌​ ‌‍​ ​‌​ ​‌​ ​‌​ ‌​​ ‌‍​ ‌‌‌‍‌​​‍‌‌​ ​‍​ ​‍​‍‌‌​ ‌‌‌​‌​​‍ ‍‌‍​ ‌‍ ‌‍ ‍‌ ‌​‌‍‌‌‌‍ ‍‌ ‌​​‍‌‌​ ‌‌‌​​‍‌‌ ‌‍‍ ‌‍‌‌‌ ‍‌​‍‌‌​ ​ ‌​‌​​‍‌‌​ ​ ‌​‌​​‍‌‌​ ​‍​ ​‍​ ‍‌‌‍​‌​ ‍‌​ ​‍​ ‌ ​ ​‌​ ​ ‌‍​‌​ ​‌​ ‌ ​ ‍‌​ ‍‌​‍‌‌​ ​‍​ ​‍​‍‌‌​ ‌‌‌​‌​​‍ ‍‌ ​​‌ ​‍‌‍‍‌‌‍ ‌‌‍​‌‌ ​‍‌ ‍‌‌​​ ‌ ‌​‌‍​‌​‍ ‍‌‍ ​‌‍​‌‌‍​‍‌‍‌‌‌‍ ​​ ‌‍​‍‌‍​‌‌ ​ ‌‍‌‌‌‌‌‌‌ ​‍‌‍ ​​ ‌‌‍‍​‌ ‌​‌ ‌​‌ ​​‌ ​ ​‍‌‌​ ​ ‌​​‌​‍‌‌​ ​‍‌​‌‍​‍‌‌​ ​‍‌​‌‍‌‍ ​​‍ ‌‌‍​‌‌‍ ‍‌‍‌​​‍ ‌‌ ​‍​‍ ‌‌‍‍​‌‍ ‌ ‌​‌‍‌‌‌‍ ​‌ ​ ​‍ ‌‌ ​ ‌ ‌​‌ ‌‌‌‍‌​‌‍‍‌‌‍ ​‍ ‍‌ ‌‍‌‍‌‌‌ ​‍‌‍​ ‌‍‌‌‌‍ ​​‍ ‍‌‍​‌‌ ​​‌ ​​​‍‌‍‌‍‍‌‌‍‌​​ ‌​ ‌‍‌‍‌​​ ​‌‌‍‌‌​ ​ ​ ‌ ‌‍‌​​ ​‌​‍ ‌​ ​‌‌‍‌​​ ​​‌‍‌‌​‍ ‌​ ‌​‌‍‌‍‌‍‌‍‌‍​‍​‍ ‌‌‍​‌​ ​ ​ ​‍​ ​‌​‍ ‌‌‍​‌​ ​‍​ ‌‍‌‍​ ​ ‌ ​ ​ ​ ‍‌​ ‌​​ ‌‌​ ‌‍‌‍​‍​ ​​​‍‌‍‌ ‌​‌ ‍‌‌ ​​‌‍‌‌​ ‌‌‍‍​‌‍ ‌ ‌​‌‍‌‌‌‍ ​‌‌​ ‌‍‍‌‌ ‌​‌‍‌‌‌‌​​‌‍​‌‌‍‌ ‌‍‌‌​‍‌‍‌ ​​‌‍​‌‌ ‌​‌‍‍​​ ‌‌ ​​‌‍​‌‌‍‌ ‌‍‌‌‌​​‍‌ ‌‌‌‍‍‌‌‍ ​‌‍‌​‌‍‌‌‌ ​‍​‍‌‌​ ‌‌‌​​‍‌‌ ‌‍‍ ‌‍‌‌‌ ‍‌​‍‌‌​ ​ ‌​‌​​‍‌‌​ ​ ‌​‌​​‍‌‌​ ​‍​ ​‍​ ‌‍​ ‌ ​ ​‌‌‍‌‌​ ‌‍​ ​‌​ ​‌​ ​‌​ ‌​​ ‌‍​ ‌‌‌‍‌​​‍‌‌​ ​‍​ ​‍​‍‌‌​ ‌‌‌​‌​​‍ ‍‌‍​ ‌‍ ‌‍ ‍‌ ‌​‌‍‌‌‌‍ ‍‌ ‌​​‍‌‌​ ‌‌‌​​‍‌‌ ‌‍‍ ‌‍‌‌‌ ‍‌​‍‌‌​ ​ ‌​‌​​‍‌‌​ ​ ‌​‌​​‍‌‌​ ​‍​ ​‍​ ‍‌‌‍​‌​ ‍‌​ ​‍​ ‌ ​ ​‌​ ​ ‌‍​‌​ ​‌​ ‌ ​ ‍‌​ ‍‌​‍‌‌​ ​‍​ ​‍​‍‌‌​ ‌‌‌​‌​​‍ ‍‌ ​​‌ ​‍‌‍‍‌‌‍ ‌‌‍​‌‌ ​‍‌ ‍‌‌​​ ‌ ‌​‌‍​‌​‍ ‍‌‍ ​‌‍​‌‌‍​‍‌‍‌‌‌‍ ​​‍‌‍‌ ​​‌‍‌‌‌ ​‍‌ ​ ‌ ​​‌‍‌‌‌‍​ ‌ ‌​‌‍‍‌‌ ‌‍‌‍‌‌​ ‌‌ ​​‌ ‌‌‌‍​‍‌‍ ​‌‍‍‌‌ ​ ‌‍‍​‌‍‌‌‌‍‌​​‍​‍‌ ‌